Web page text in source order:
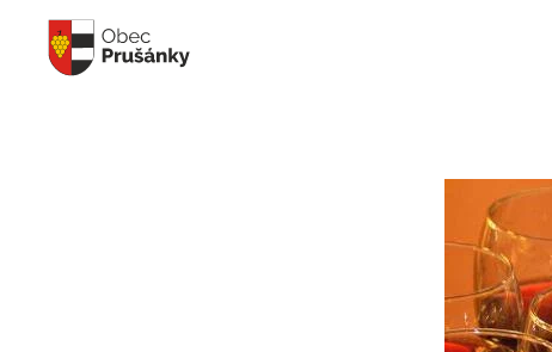
Skip to main content